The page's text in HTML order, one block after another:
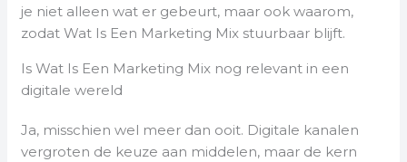
je niet alleen wat er gebeurt, maar ook waarom,
zodat Wat Is Een Marketing Mix stuurbaar blijft.
Is Wat Is Een Marketing Mix nog relevant in een
digitale wereld
Ja, misschien wel meer dan ooit. Digitale kanalen
vergroten de keuze aan middelen, maar de kern